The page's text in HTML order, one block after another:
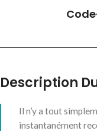
Description
Il n’y a tout
instantanément